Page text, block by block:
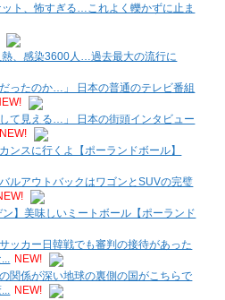
ット、怖すぎる…これよく轢かずに止ま
熱、感染3600人…過去最大の流行に
ったのか…」 日本の普通のテレビ番組
て見える…」 日本の街頭インタビュー
NEW!
ンスに行くよ【ポーランドボール】
ルアウトバックはワゴンとSUVの完璧
ン】美味しいミートボール【ポーランド
ッカー日韓戦でも審判の接待があった
NEW!
関係が深い地球の裏側の国がこちらで
NEW!